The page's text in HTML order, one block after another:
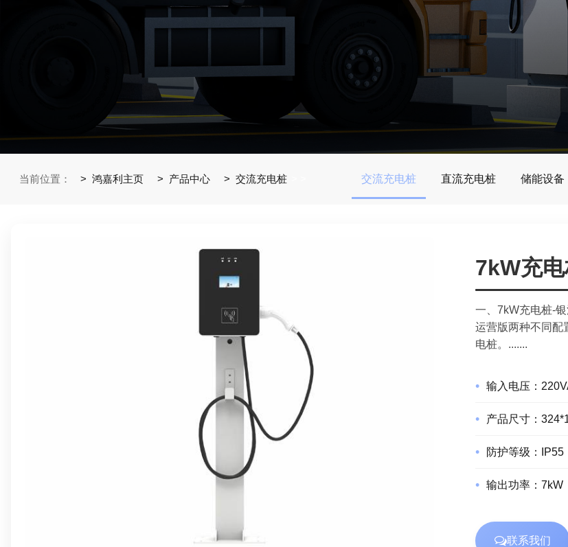
当前位置： 鸿嘉利主页 产品中心 交流充电桩 交流充电桩 直流充电桩 储能设备
7kW充
一、7kW充电桩-
运营版两种不同配
电桩。.......
输入电压：
产品尺寸：
防护等级： IP55
输出功率： 7kW
联系我们